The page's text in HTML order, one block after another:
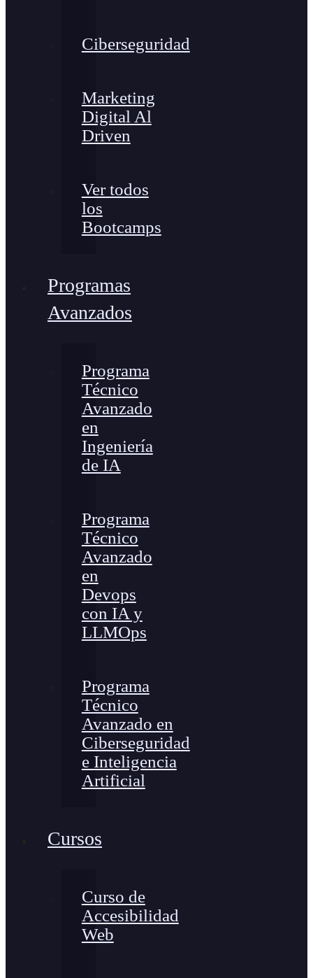
Ciberseguridad
Marketing
Digital Al
Driven
Ver todos
los
Bootcamps
Programas
Avanzados
Programa
Técnico
Avanzado
en
Ingeniería
de IA
Programa
Técnico
Avanzado
en
Devops
con IA y
LLMOps
Programa
Técnico
Avanzado en
Ciberseguridad
e Inteligencia
Artificial
Cursos
Curso de
Accesibilidad
Web